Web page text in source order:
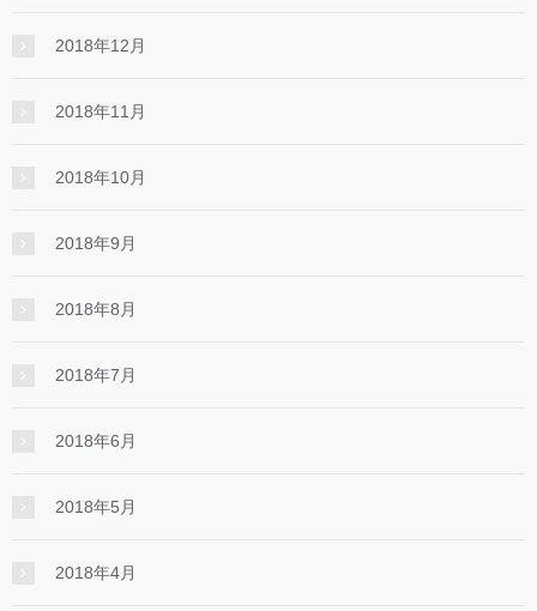
2018年12月
2018年11月
2018年10月
2018年9月
2018年8月
2018年7月
2018年6月
2018年5月
2018年4月